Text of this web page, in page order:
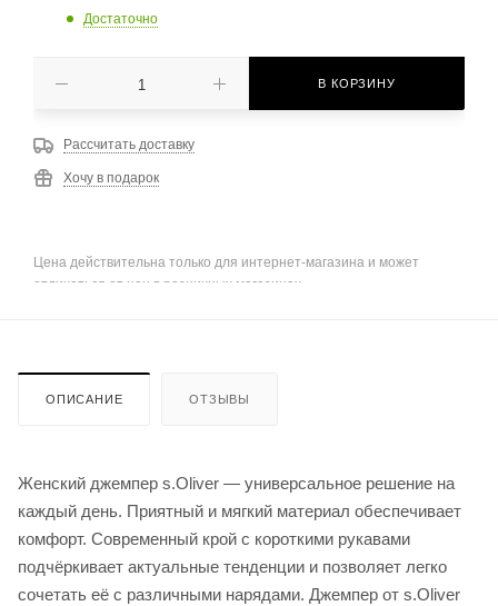
Достаточно
В КОРЗИНУ
Рассчитать доставку
Хочу в подарок
Цена действительна только для интернет-магазина и может
отличаться от цен в розничных магазинах
ОПИСАНИЕ ОТЗЫВЫ
Женский джемпер s.Oliver — универсальное решение на
каждый день. Приятный и мягкий материал обеспечивает
комфорт. Современный крой с короткими рукавами
подчёркивает актуальные тенденции и позволяет легко
сочетать её с различными нарядами. Джемпер от s.Oliver